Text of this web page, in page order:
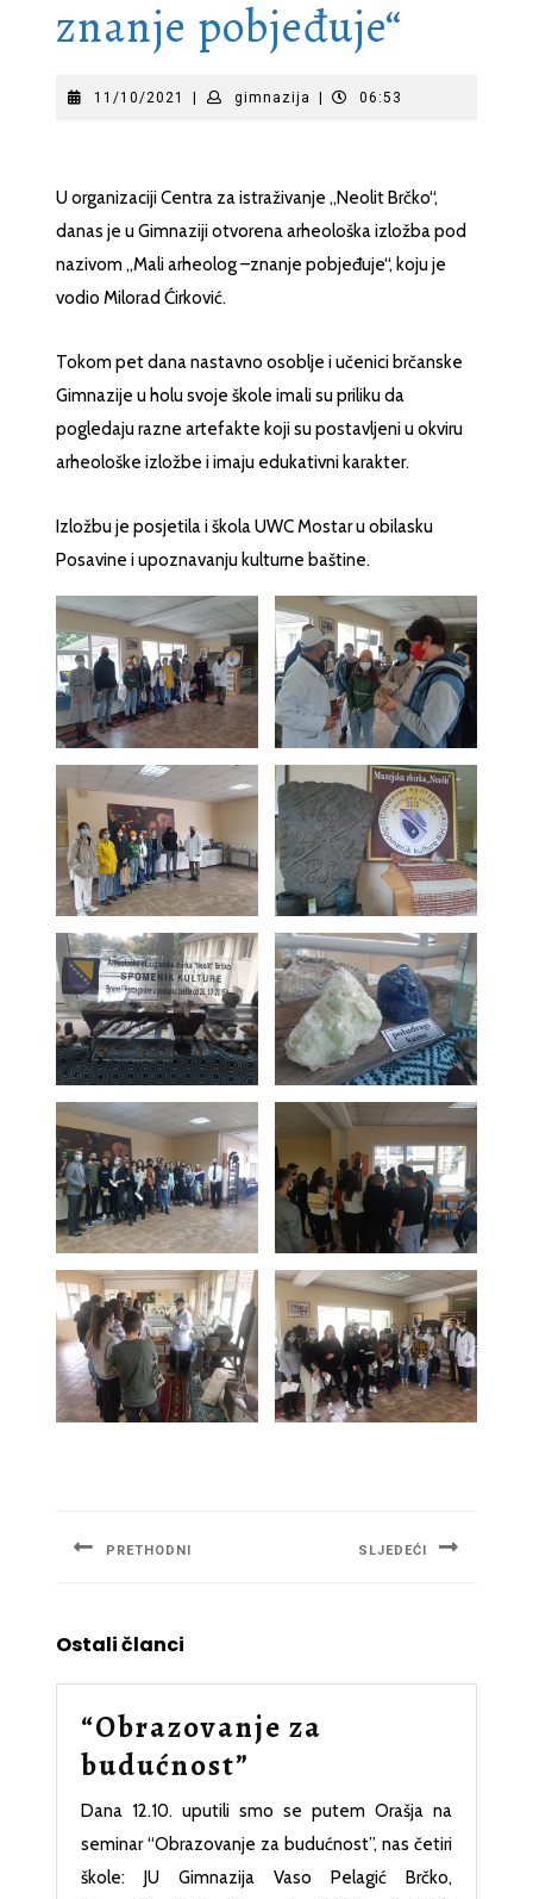
znanje pobjeđuje“
11/10/2021 11/10/2021gimnazija gimnazija
06:53
U organizaciji Centra za istraživanje „Neolit Brčko“,
danas je u Gimnaziji otvorena arheološka izložba pod
nazivom „Mali arheolog –znanje pobjeđuje“, koju je
vodio Milorad Ćirković.
Tokom pet dana nastavno osoblje i učenici brčanske
Gimnazije u holu svoje škole imali su priliku da
pogledaju razne artefakte koji su postavljeni u okviru
arheološke izložbe i imaju edukativni karakter.
Izložbu je posjetila i škola UWC Mostar u obilasku
Posavine i upoznavanju kulturne baštine.
PRETHODNI SLJEDEĆI
Ostali članci
“Obrazovanje za
budućnost”
za
budućnost”
Dana 12.10. uputili smo se putem Orašja na
seminar “Obrazovanje za budućnost”, nas četiri
škole: JU Gimnazija Vaso Pelagić Brčko,